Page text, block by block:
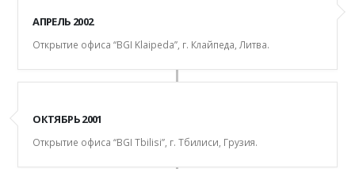
АПРЕЛЬ 2002
Открытие офиса “BGI Klaipeda”, г. Клайпеда, Литва.
ОКТЯБРЬ 2001
Открытие офиса “BGI Tbilisi”, г. Тбилиси, Грузия.